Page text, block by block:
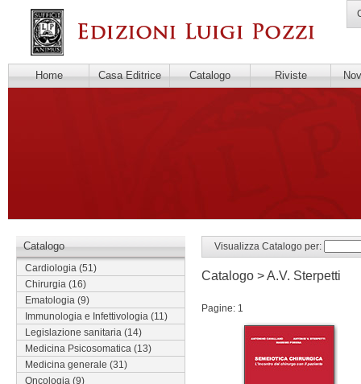
Home Casa Editrice Catalogo Riviste
Catalogo
Cardiologia (51)
Chirurgia (16)
Ematologia (9)
Immunologia e Infettivologia (11)
Legislazione sanitaria (14)
Medicina Psicosomatica (13)
Medicina generale (31)
Oncologia (9)
Visualizza Catalogo per:
Catalogo > A.V. Sterpetti
Pagine: 1